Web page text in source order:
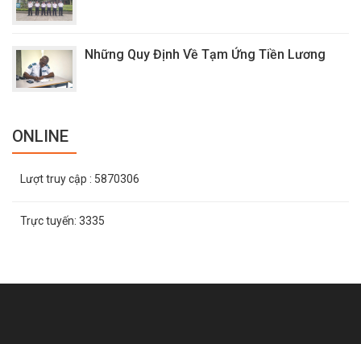
Những Quy Định Về Tạm Ứng Tiền Lương
ONLINE
Lượt truy cập : 5870306
Trực tuyến: 3335